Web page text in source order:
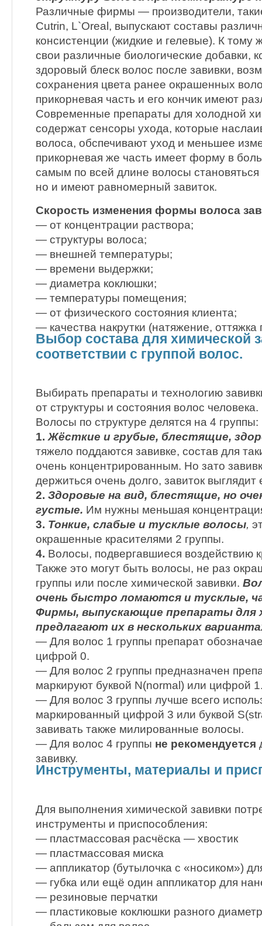
Различные фирмы — производители,
Cutrin, L`Oreal, выпускают составы
консистенции (жидкие и гелевые). К
свои различные биологические добавки,
здоровый блеск волос после завивки,
сохранения цвета ранее окрашенных
прикорневая часть и его кончик имеют
Современные препараты для холодной
содержат сенсоры ухода, которые
волоса, обспечивают уход и меньшее
прикорневая же часть имеет форму в
самым по всей длине волосы
но и имеют равномерный завиток.
Скорость изменения формы волоса
— от концентрации раствора;
— структуры волоса;
— внешней температуры;
— времени выдержки;
— диаметра коклюшки;
— температуры помещения;
— от физического состояния клиента;
— качества накрутки (натяжение, оттяжка
Выбор состава для химической
соответствии с группой волос.
Выбирать препараты и технологию
от структуры и состояния волос человека.
Волосы по структуре делятся на 4 группы:
1. Жёсткие и грубые, блестящие,
тяжело поддаются завивке, состав для
очень концентрированным. Но зато
держиться очень долго, завиток выглядит
2. Здоровые на вид, блестящие, но
густые. Им нужны меньшая
3. Тонкие, слабые и тусклые волосы,
окрашенные красителями 2 группы.
4. Волосы, подвергавшиеся воздействию
Также это могут быть волосы, не раз
группы или после химической завивки.
очень быстро ломаются и тусклые,
Фирмы, выпускающие препараты для
предлагают их в нескольких
— Для волос 1 группы препарат
цифрой 0.
— Для волос 2 группы предназначен
маркируют буквой N(normal) или цифрой
— Для волос 3 группы лучше всего
маркированный цифрой 3 или буквой
завивать также милированные волосы.
— Для волос 4 группы не рекомендуется
завивку.
Инструменты, материалы и
Для выполнения химической завивки
инструменты и приспособления:
— пластмассовая расчёска — хвостик
— пластмассовая миска
— аппликатор (бутылочка с «носиком»)
— губка или ещё один аппликатор для
— резиновые перчатки
— пластиковые коклюшки разного